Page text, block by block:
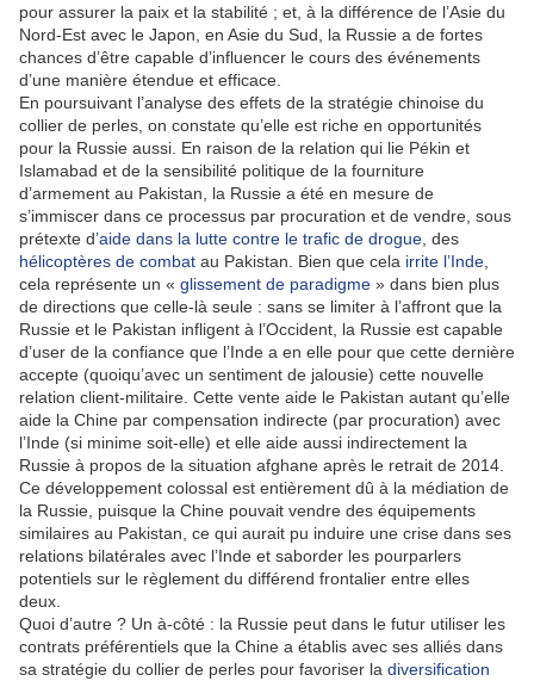
pour assurer la paix et la stabilité ; et, à la différence de l’Asie du
Nord-Est avec le Japon, en Asie du Sud, la Russie a de fortes
chances d’être capable d’influencer le cours des événements
d’une manière étendue et efficace.
En poursuivant l’analyse des effets de la stratégie chinoise du
collier de perles, on constate qu’elle est riche en opportunités
pour la Russie aussi. En raison de la relation qui lie Pékin et
Islamabad et de la sensibilité politique de la fourniture
d’armement au Pakistan, la Russie a été en mesure de
s’immiscer dans ce processus par procuration et de vendre, sous
prétexte d’aide dans la lutte contre le trafic de drogue , des
hélicoptères de combat au Pakistan. Bien que cela irrite l’Inde
cela représente un « glissement de paradigme » dans bien plus
de directions que celle-là seule : sans se limiter à l’affront que la
Russie et le Pakistan infligent à l’Occident, la Russie est capable
d’user de la confiance que l’Inde a en elle pour que cette dernière
accepte (quoiqu’avec un sentiment de jalousie) cette nouvelle
relation client-militaire. Cette vente aide le Pakistan autant qu’elle
aide la Chine par compensation indirecte (par procuration) avec
l’Inde (si minime soit-elle) et elle aide aussi indirectement la
Russie à propos de la situation afghane après le retrait de 2014.
Ce développement colossal est entièrement dû à la médiation de
la Russie, puisque la Chine pouvait vendre des équipements
similaires au Pakistan, ce qui aurait pu induire une crise dans ses
relations bilatérales avec l’Inde et saborder les pourparlers
potentiels sur le règlement du différend frontalier entre elles
deux.
Quoi d’autre ? Un à-côté : la Russie peut dans le futur utiliser les
contrats préférentiels que la Chine a établis avec ses alliés dans
sa stratégie du collier de perles pour favoriser la diversification